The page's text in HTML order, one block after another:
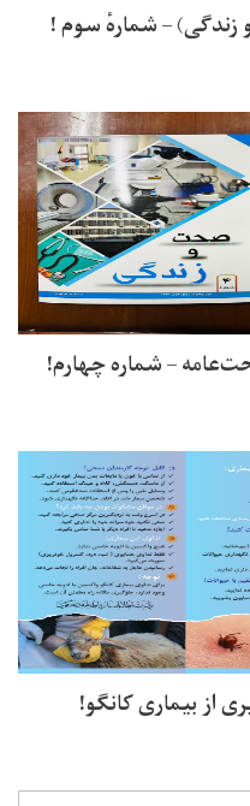
– شمارهٔ سوم !
– شماره چهارم!
از بیماری کانگو!